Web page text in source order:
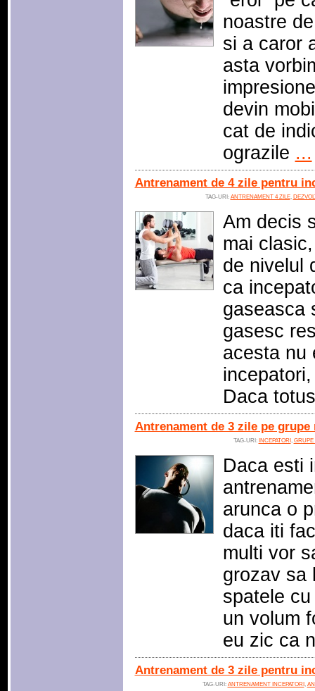
noastre
si a caror
asta
devin
cat de
ograzile ...
Antrenament de 4 zile pentru
TAG-URI: ANTRENAMENT 4 ZILE,
Am decis
mai
de nivelul
ca
gaseasca
gasesc
acesta nu
Daca
Antrenament de 3 zile pe
TAG-URI: INCEPATORI , GRUPE
Daca esti
arunca o
daca iti
multi vor
grozav sa
spatele
un volum
eu zic ca
Antrenament de 3 zile pentru
TAG-URI: ANTRENAMENT INCEPATORI ,